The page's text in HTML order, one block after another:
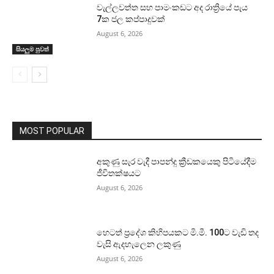
සියලුම පුවත්
වැල්ලවත්ත සහ පාමංකඩට අද රාත්‍රියේ පැය
7ක ජල කප්පාදුවක්
August 6, 2026
MOST POPULAR
අකුණු සැර වැදී පාපන්දු ක්‍රීඩකයෙකු පිටියේදීම
ජීවිතක්ෂයට
August 6, 2026
හෙටත් ප්‍රදේශ කිහිපයකට මි.මී. 100ට වැඩි තද
වැසි ඇදහැලෙන ලකුණු
August 6, 2026